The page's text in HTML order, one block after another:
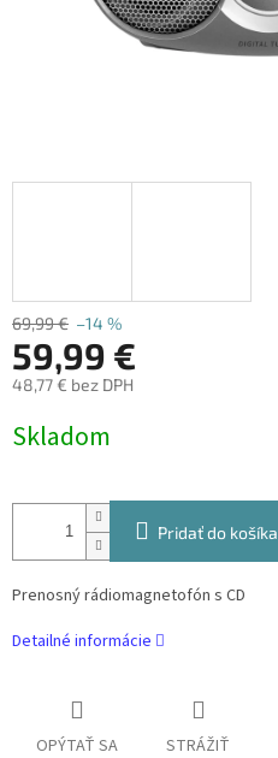
69,99 € –14 %
59,99 €
48,77 € bez DPH
cena:
Skladom
Pridať do košíka
Prenosný rádiomagnetofón s CD
Detailné informácie
OPÝTAŤ SA STRÁŽIŤ